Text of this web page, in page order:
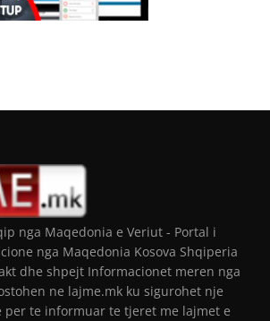
nga Maqedonia e Veriut - Portal i
nga Maqedonia Kosova Shqiperia
dhe shpejt Informacionet meren nga
ne lajme.mk ku sigurohet nje
per te informuar te tjeret me lajmet e